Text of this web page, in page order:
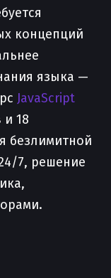
концепций
языка —
JavaScript
и 18
безлимитной
7, решение